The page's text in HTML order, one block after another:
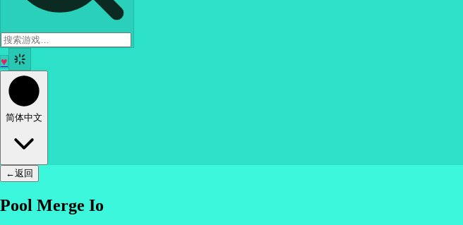
♥
简体中文
←返回
Pool Merge Io